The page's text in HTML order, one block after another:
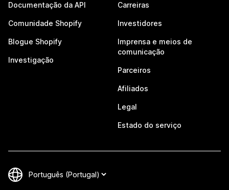
Documentação da API
Comunidade Shopify
Blogue Shopify
Investigação
Carreiras
Investidores
Imprensa e meios de
comunicação
Parceiros
Afiliados
Legal
Estado do serviço